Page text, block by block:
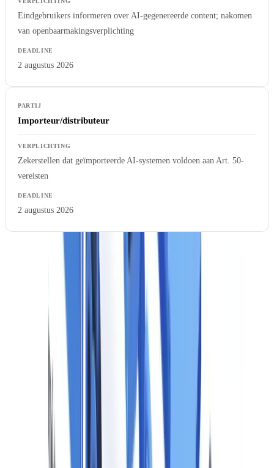
Eindgebruikers informeren over AI-gegenereerde content; nakomen
van openbaarmakingsverplichting
2 augustus 2026
Importeur/distributeur
Zekerstellen dat geïmporteerde AI-systemen voldoen aan Art. 50-
vereisten
2 augustus 2026
Importeurs en distributeurs van buiten de EU dragen dezelfde
de EU-markt brengen. De verordening kent geen drempelvrijstelling
op basis van bedrijfsomvang, al is de boetestructuur voor kleine en
middelgrote ondernemingen gemaximeerd.
Technische vereisten: watermerking en de C2PA-
Artikel 50(3) schrijft voor dat deepfake-content machine-leesbare
markeringen moet bevatten. De verordening schrijft geen specifieke
technische standaard voor, maar de
(Coalition for